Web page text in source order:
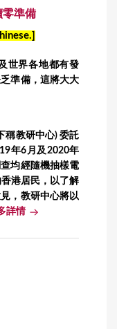
零準備
世界各地都有發
準備，這將大大
稱教研中心) 委託
年6月及2020年
均經隨機抽樣電
港居民，以了解
，教研中心將以
詳情